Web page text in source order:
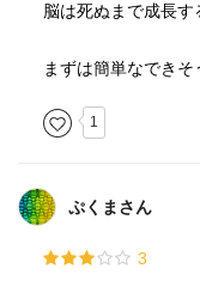
脳は死ぬまで成長す
まずは簡単なできそ
1
ぷくまさん
3